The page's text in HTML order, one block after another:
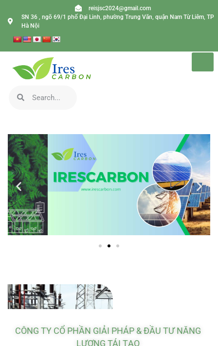
reisjsc2024@gmail.com
SN 36 , ngõ 69/1 phố Đại Linh, phường Trung Văn, quận Nam Từ Liêm, TP
Hà Nội
CÔNG TY CỔ PHẦN GIẢI PHÁP & ĐẦU TƯ NĂNG
LƯỢNG TÁI TẠO